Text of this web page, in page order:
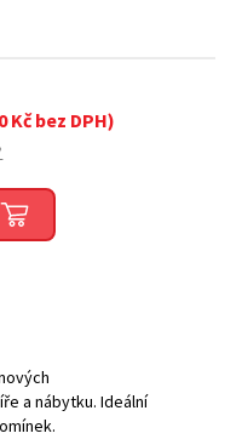
Kč bez DPH)
a nábytku. Ideální